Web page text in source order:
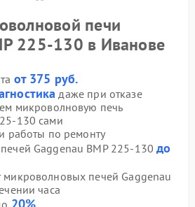
печи
225-130 в Иванове
от 375 руб.
даже при отказе
микроволновую печь
130 сами
работы по ремонту
Gaggenau BMP 225-130до
печей Gaggenau
часа